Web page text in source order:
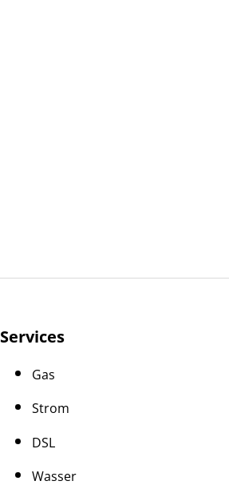
Services
Gas
Strom
DSL
Wasser